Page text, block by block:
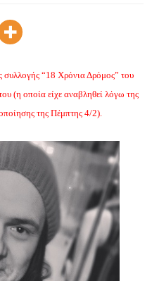
συλλογής “18 Χρόνια Δρόμος” του
(η οποία είχε αναβληθεί λόγω της
της Πέμπτης 4/2).